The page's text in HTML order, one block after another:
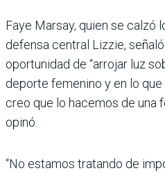
Faye Marsay, quien se calzó
defensa central Lizzie,
oportunidad de “arrojar luz
deporte femenino y en lo que
creo que lo hacemos de una
opinó.
“No estamos tratando de